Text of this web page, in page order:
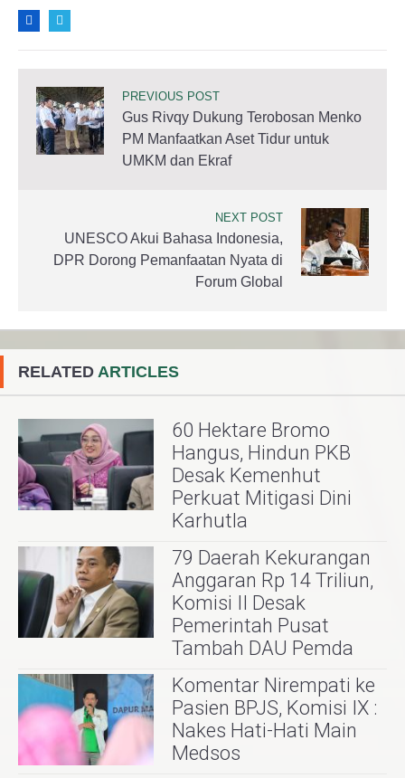
PREVIOUS POST
Gus Rivqy Dukung Terobosan Menko
PM Manfaatkan Aset Tidur untuk
UMKM dan Ekraf
NEXT POST
UNESCO Akui Bahasa Indonesia,
DPR Dorong Pemanfaatan Nyata di
Forum Global
RELATED ARTICLES
60 Hektare Bromo
Hangus, Hindun PKB
Desak Kemenhut
Perkuat Mitigasi Dini
Karhutla
79 Daerah Kekurangan
Anggaran Rp 14 Triliun,
Komisi II Desak
Pemerintah Pusat
Tambah DAU Pemda
Komentar Nirempati ke
Pasien BPJS, Komisi IX :
Nakes Hati-Hati Main
Medsos